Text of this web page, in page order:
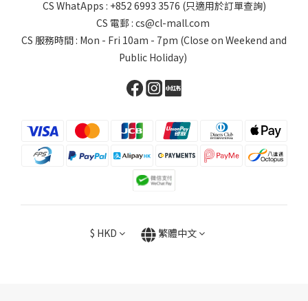
CS WhatApps : +852 6993 3576 (只適用於訂單查詢)
CS 電郵 : cs@cl-mall.com
CS 服務時間 : Mon - Fri 10am - 7pm (Close on Weekend and
Public Holiday)
$ HKD 繁體中文